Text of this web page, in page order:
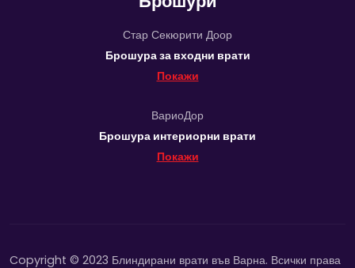
Стар Секюрити Доор
Брошура за входни врати
Покажи
ВариоДор
Брошура интериорни врати
Покажи
Copyright © 2023 Блиндирани врати във Варна. Всички права